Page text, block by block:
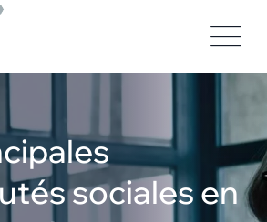
sociales en